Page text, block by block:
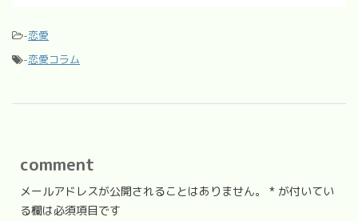
-恋愛
-恋愛コラム
comment
メールアドレスが公開されることはありません。 * が付いてい
る欄は必須項目です